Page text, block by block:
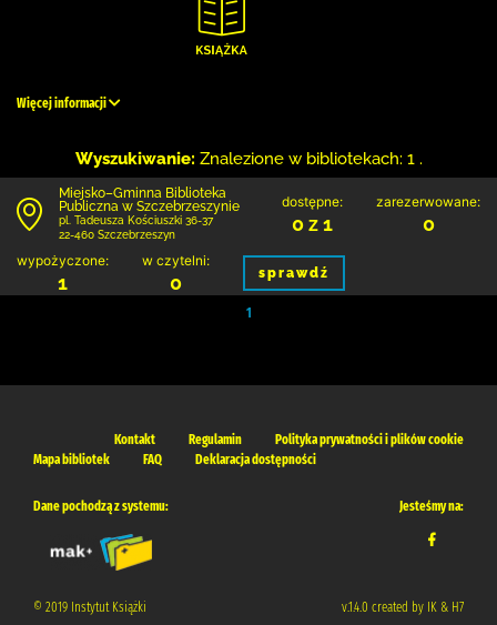
Więcej informacji
Wyszukiwanie: Znalezione w bibliotekach: 1 .
Miejsko–Gminna Biblioteka
Publiczna w Szczebrzeszynie
pl. Tadeusza Kościuszki 36-37
22-460 Szczebrzeszyn
dostępne:
0 z 1
zarezerwowane:
0
wypożyczone:
1
w czytelni:
0 sprawdź
1
Kontakt Regulamin
Polityka prywatności i plików cookie
Mapa bibliotek
FAQ Deklaracja dostępności
Dane pochodzą z systemu: Jesteśmy na:
© 2019 Instytut Książki v.1.4.0 created by IK & H7